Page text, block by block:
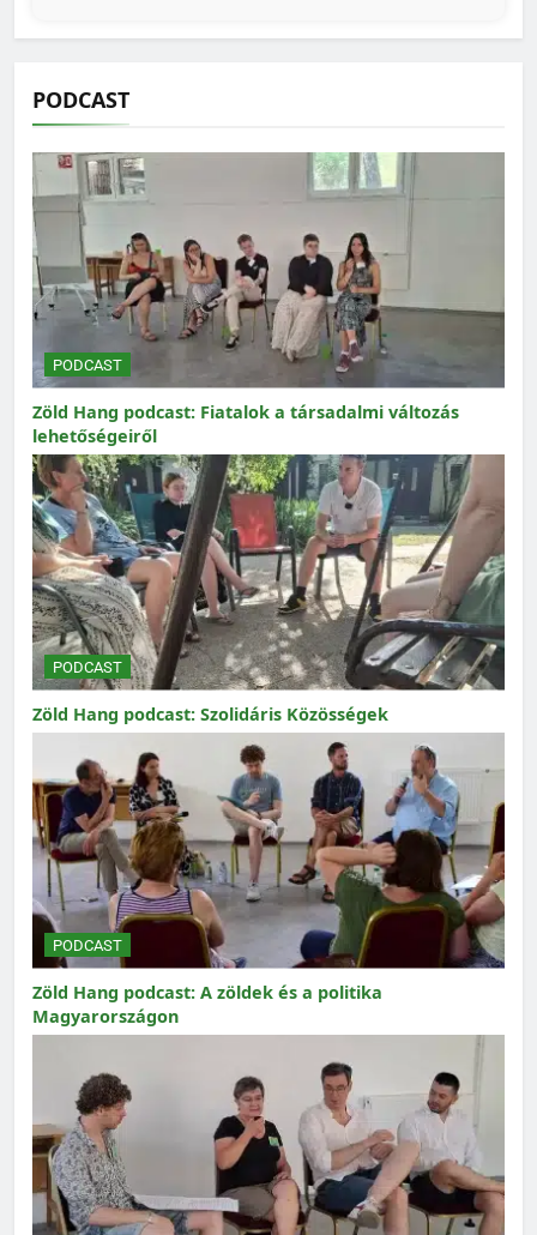
PODCAST
PODCAST
Zöld Hang podcast: Fiatalok a társadalmi változás
lehetőségeiről
PODCAST
Zöld Hang podcast: Szolidáris Közösségek
PODCAST
Zöld Hang podcast: A zöldek és a politika
Magyarországon